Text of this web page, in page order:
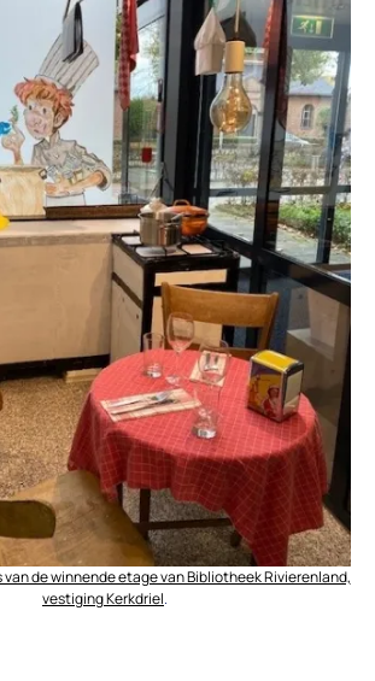
van de winnende etage van Bibliotheek Rivierenland,
vestiging Kerkdriel.